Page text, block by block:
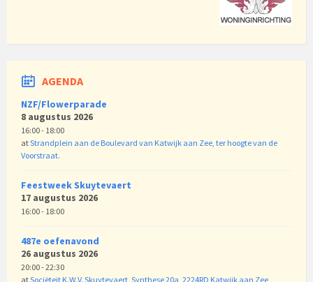
AGENDA
NZF/Flowerparade
8 augustus 2026
16:00 - 18:00
atStrandplein aan de Boulevard van Katwijk aan Zee, ter hoogte van de
Voorstraat.
Feestweek Skuytevaert
17 augustus 2026
16:00 - 18:00
487e oefenavond
26 augustus 2026
20:00 - 22:30
atSociëteit K.W.V. Skuytevaert, Synthese 20a, 2224RD Katwijk aan Zee